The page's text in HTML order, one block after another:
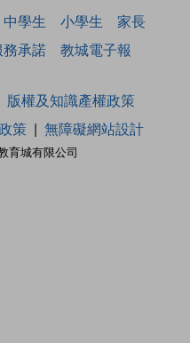
中學生 小學生
家長
務承諾 教城電子報
育城有限公司
版權及知識產權政策
策 無障礙網站設計